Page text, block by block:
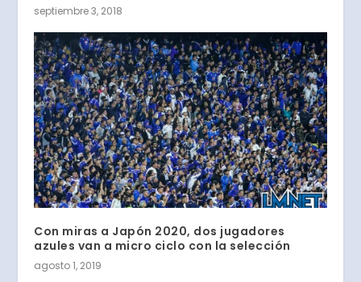
septiembre 3, 2018
Con miras a Japón 2020, dos jugadores
azules van a micro ciclo con la selección
agosto 1, 2019